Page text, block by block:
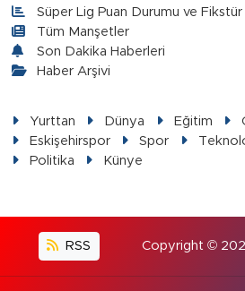
Süper Lig Puan Durumu ve Fikstür
Tüm Manşetler
Son Dakika Haberleri
Haber Arşivi
Yurttan Dünya Eğitim
Eskişehirspor
Spor
Politika
Künye
RSS Copyright ©